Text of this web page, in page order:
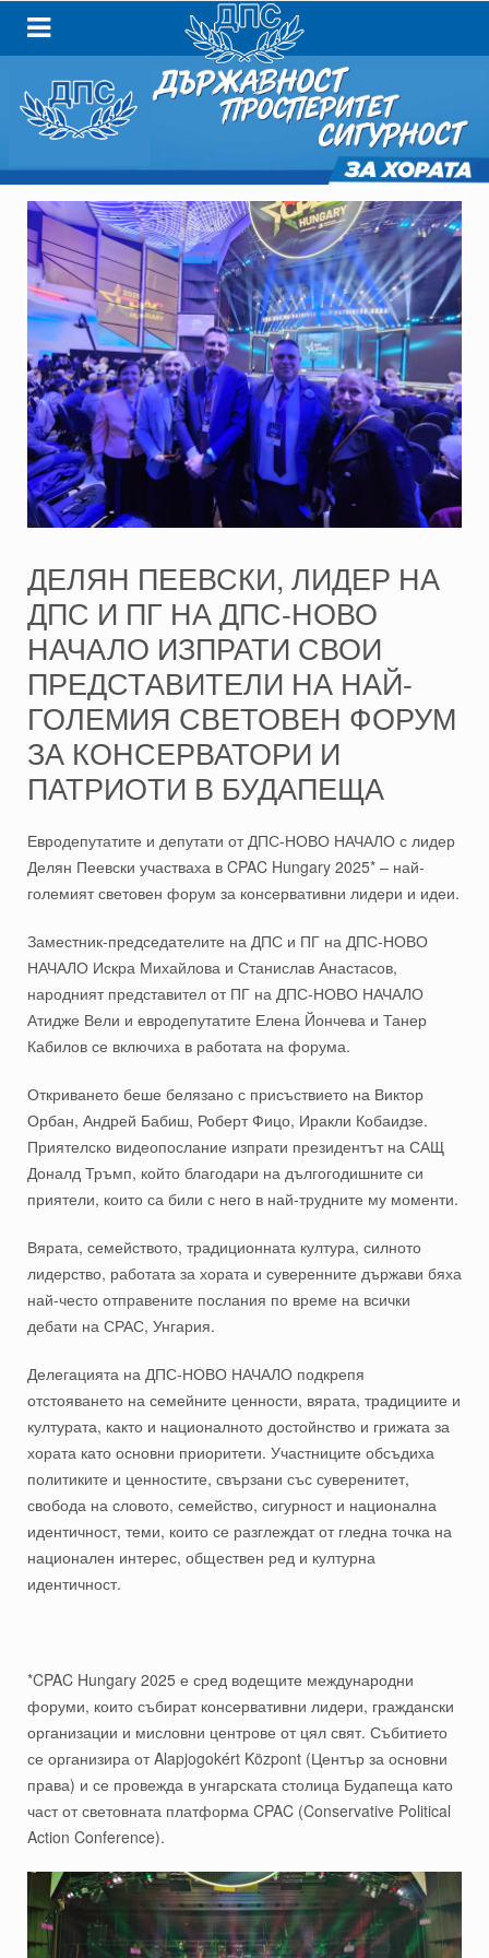
ДЕЛЯН ПЕЕВСКИ, ЛИДЕР НА
ДПС И ПГ НА ДПС-НОВО
НАЧАЛО ИЗПРАТИ СВОИ
ПРЕДСТАВИТЕЛИ НА НАЙ-
ГОЛЕМИЯ СВЕТОВЕН ФОРУМ
ЗА КОНСЕРВАТОРИ И
ПАТРИОТИ В БУДАПЕЩА
Евродепутатите и депутати от ДПС-НОВО НАЧАЛО с лидер
Делян Пеевски участваха в CPAC Hungary 2025* – най-
големият световен форум за консервативни лидери и идеи.
Заместник-председателите на ДПС и ПГ на ДПС-НОВО
НАЧАЛО Искра Михайлова и Станислав Анастасов,
народният представител от ПГ на ДПС-НОВО НАЧАЛО
Атидже Вели и евродепутатите Елена Йончева и Танер
Кабилов се включиха в работата на форума.
Откриването беше белязано с присъствието на Виктор
Орбан, Андрей Бабиш, Роберт Фицо, Иракли Кобаидзе.
Приятелско видеопослание изпрати президентът на САЩ
Доналд Тръмп, който благодари на дългогодишните си
приятели, които са били с него в най-трудните му моменти.
Вярата, семейството, традиционната култура, силното
лидерство, работата за хората и суверенните държави бяха
най-често отправените послания по време на всички
дебати на СРАС, Унгария.
Делегацията на ДПС-НОВО НАЧАЛО подкрепя
отстояването на семейните ценности, вярата, традициите и
културата, както и националното достойнство и грижата за
хората като основни приоритети. Участниците обсъдиха
политиките и ценностите, свързани със суверенитет,
свобода на словото, семейство, сигурност и национална
идентичност, теми, които се разглеждат от гледна точка на
национален интерес, обществен ред и културна
идентичност.
*CPAC Hungary 2025 е сред водещите международни
форуми, които събират консервативни лидери, граждански
организации и мисловни центрове от цял свят. Събитието
се организира от Alapjogokért Központ (Център за основни
права) и се провежда в унгарската столица Будапеща като
част от световната платформа CPAC (Conservative Political
Action Conference).